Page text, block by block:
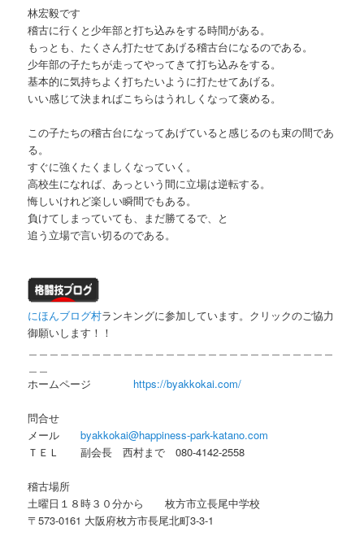
林宏毅です
稽古に行くと少年部と打ち込みをする時間がある。
もっとも、たくさん打たせてあげる稽古台になるのである。
少年部の子たちが走ってやってきて打ち込みをする。
基本的に気持ちよく打ちたいように打たせてあげる。
いい感じて決まればこちらはうれしくなって褒める。
この子たちの稽古台になってあげていると感じるのも束の間であ
る。
すぐに強くたくましくなっていく。
高校生になれば、あっという間に立場は逆転する。
悔しいけれど楽しい瞬間でもある。
負けてしまっていても、まだ勝てるで、と
追う立場で言い切るのである。
にほんブログ村ランキングに参加しています。クリックのご協力
御願いします！！
ホームページ https://byakkokai.com/
問合せ
メールbyakkokai@happiness-park-katano.com
ＴＥＬ 副会長 西村まで 080-4142-2558
稽古場所
土曜日１８時３０分から 枚方市立長尾中学校
〒573-0161 大阪府枚方市長尾北町3-3-1